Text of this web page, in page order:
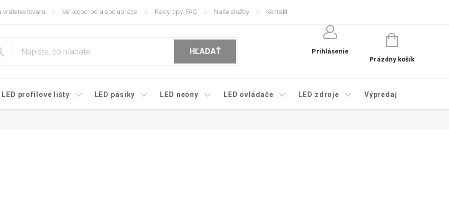
vrátenie tovaru Veľkoobchod a spolupráca Rady, tipy, FAQ Naše služby Kontakt
HĽADAŤ Prihlásenie
NÁKUPNÝ
KOŠÍK
Prázdny košík
LED profilové lišty LED pásiky LED neóny LED ovládače LED zdroje Výpredaj